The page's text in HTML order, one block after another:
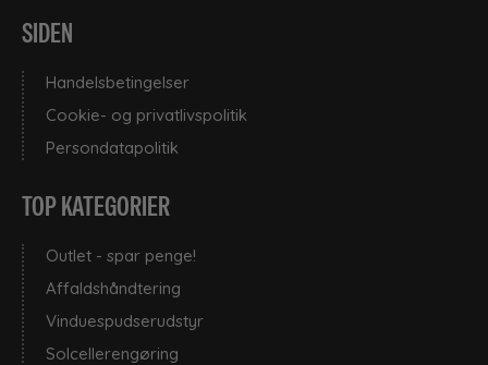
SIDEN
Handelsbetingelser
Cookie- og privatlivspolitik
Persondatapolitik
TOP KATEGORIER
Outlet - spar penge!
Affaldshåndtering
Vinduespudserudstyr
Solcellerengøring